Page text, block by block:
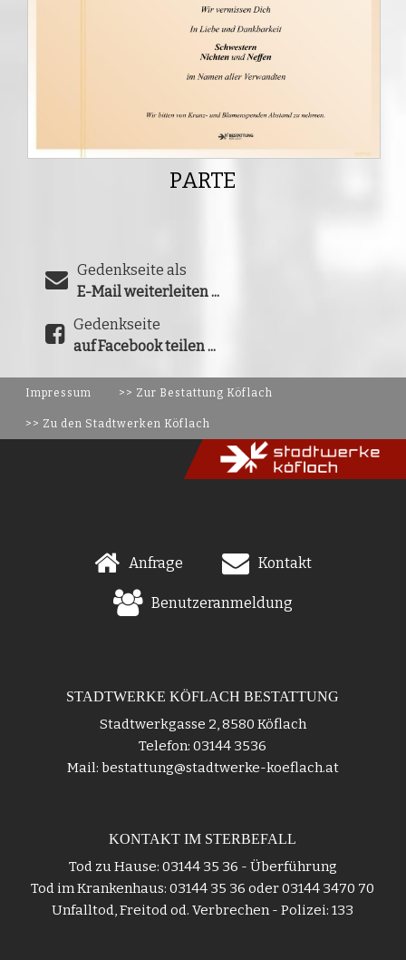
PARTE
Gedenkseite als
E-Mail weiterleiten ...
Gedenkseite
auf Facebook teilen ...
Impressum >> Zur Bestattung Köflach
>> Zu den Stadtwerken Köflach
Anfrage Kontakt
Benutzeranmeldung
STADTWERKE KÖFLACH BESTATTUNG
Stadtwerkgasse 2, 8580 Köflach
Telefon: 03144 3536
Mail: bestattung@stadtwerke-koeflach.at
KONTAKT IM STERBEFALL
Tod zu Hause: 03144 35 36 - Überführung
Tod im Krankenhaus: 03144 35 36 oder 03144 3470 70
Unfalltod, Freitod od. Verbrechen - Polizei: 133